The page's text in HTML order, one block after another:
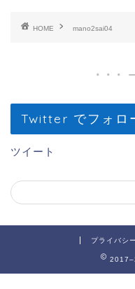
HOME mano2sai04
Twitter でフォロ
ツイート
プライバシ